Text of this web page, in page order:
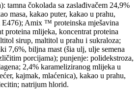
tamna čokolada sa zaslađivačem 24,9%
masa, kakao puter, kakao u prahu,
Amix ™ proteinska mješavina
proteina mlijeka, koncentrat proteina
sirup, maltitol u prahu i sukraloza;
7,6%, biljna mast (šia ulj, ulje semena
porcijama); punjenje: polidekstroza,
2,4% karameliziranog mlijeka u
kajmak, mlaćenica), kakao u prahu,
natrijum hlorid.